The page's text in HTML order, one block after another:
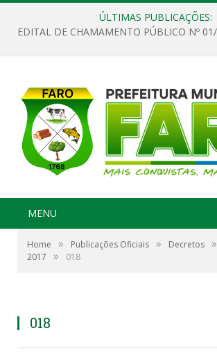
ÚLTIMAS PUBLICAÇÕES:
MENU
Home » Publicações Oficiais » Decretos »
2017
» 018
018